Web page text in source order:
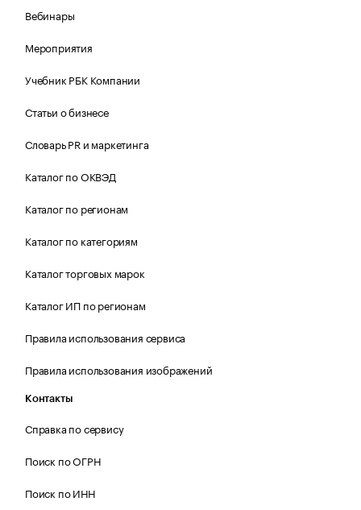
Вебинары
Мероприятия
Учебник РБК Компании
Статьи о бизнесе
Словарь PR и маркетинга
Каталог по ОКВЭД
Каталог по регионам
Каталог по категориям
Каталог торговых марок
Каталог ИП по регионам
Правила использования сервиса
Правила использования изображений
Контакты
Справка по сервису
Поиск по ОГРН
Поиск по ИНН